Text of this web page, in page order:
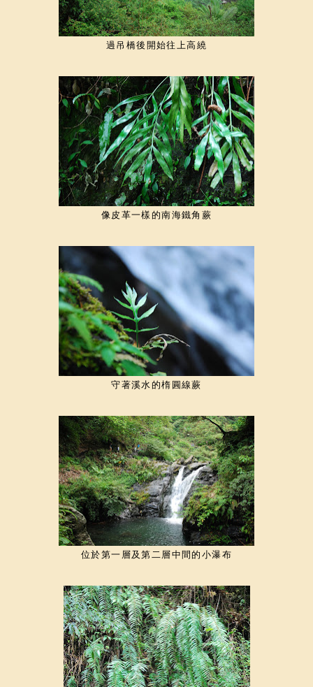
過吊橋後開始往上高繞
像皮革一樣的南海鐵角蕨
守著溪水的楕圓線蕨
位於第一層及第二層中間的小瀑布